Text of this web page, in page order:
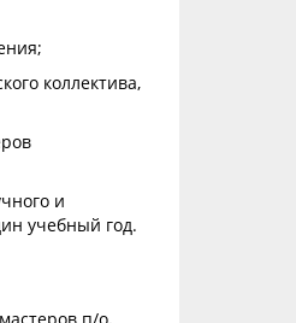
коллектива,
и
учебный год.